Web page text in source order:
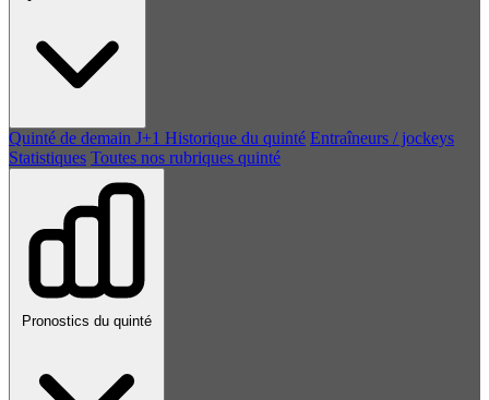
Quinté de demain J+1 Historique du quinté Entraîneurs / jockeys
Statistiques Toutes nos rubriques quinté
Pronostics du quinté